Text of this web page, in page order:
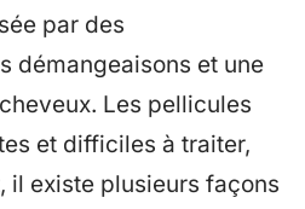
par des
démangeaisons et une
Les pellicules
et difficiles à traiter,
il existe plusieurs façons